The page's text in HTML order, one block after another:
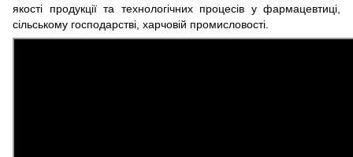
якості продукції та технологічних процесів у фармацевтиці,
сільському господарстві, харчовій промисловості.